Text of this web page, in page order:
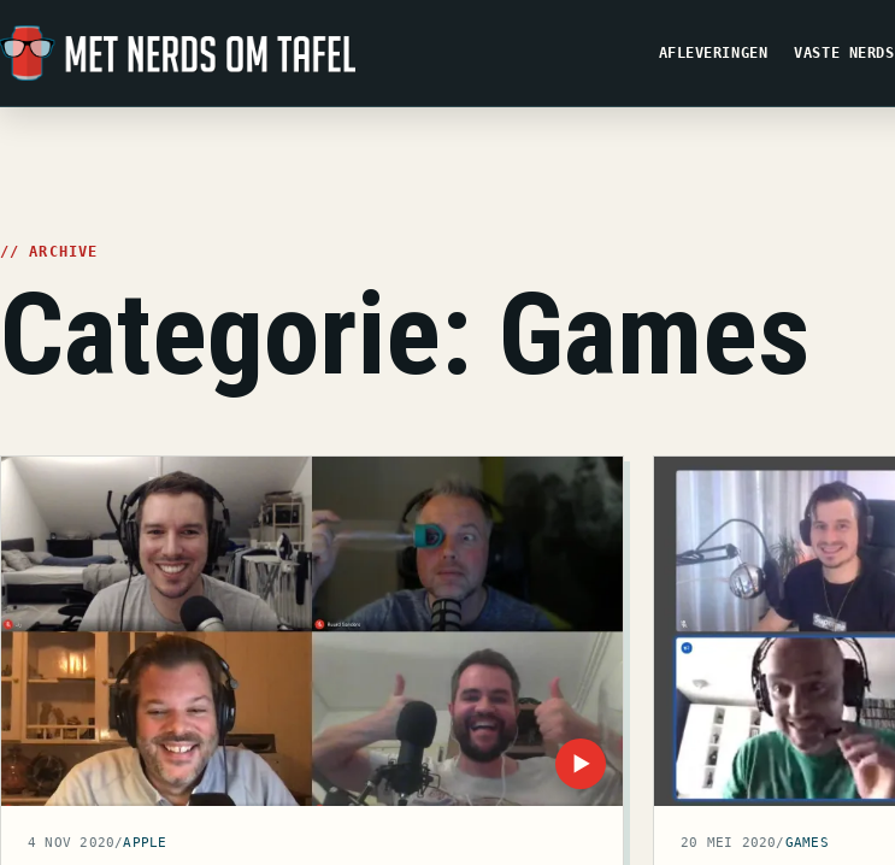
Ga naar de inhoud
AFLEVERINGEN VASTE NERDS
// ARCHIVE
Categorie: Games
▶
4 NOV 2020/APPLE 20 MEI 2020/GAMES